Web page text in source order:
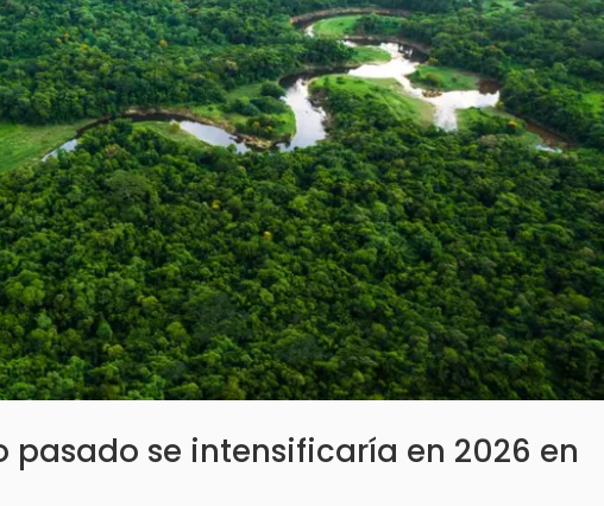
pasado se intensificaría en 2026 en